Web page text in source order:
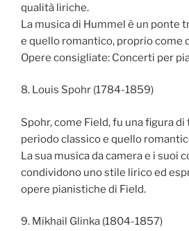
qualità liriche.
La musica di Hummel è un ponte
e quello romantico, proprio come
Opere consigliate: Concerti per
8. Louis Spohr (1784-1859)
Spohr, come Field, fu una figura
periodo classico e quello
La sua musica da camera e i suoi
condividono uno stile lirico ed
opere pianistiche di Field.
9. Mikhail Glinka (1804-1857)